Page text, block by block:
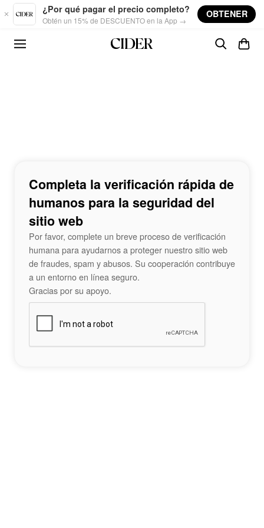
Skip to main content
¿Por qué pagar el precio completo?
Obtén un 15% de DESCUENTO en la App →
OBTENER
Completa la verificación rápida de
humanos para la seguridad del
sitio web
Por favor, complete un breve proceso de verificación
humana para ayudarnos a proteger nuestro sitio web
de fraudes, spam y abusos. Su cooperación contribuye
a un entorno en línea seguro.
Gracias por su apoyo.